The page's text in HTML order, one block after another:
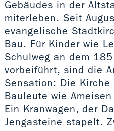
Gebäudes in der
miterleben. Seit
evangelische
Bau. Für Kinder wie
Schulweg an dem
vorbeiführt, sind die
Sensation: Die
Bauleute wie
Ein Kranwagen, der
Jengasteine stapelt.